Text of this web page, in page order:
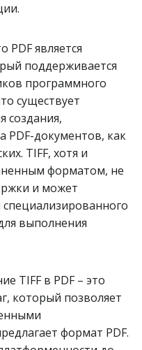
PDF является
поддерживается
программного
существует
создания,
PDF-документов, как
TIFF, хотя и
форматом, не
и может
выполнения
TIFF в PDF – это
который позволяет
формат PDF.